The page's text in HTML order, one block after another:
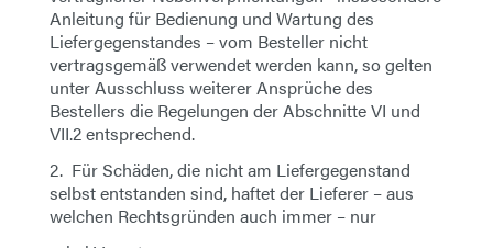
Anleitung für Bedienung und Wartung des
Liefergegenstandes – vom Besteller nicht
vertragsgemäß verwendet werden kann, so gelten
unter Ausschluss weiterer Ansprüche des
Bestellers die Regelungen der Abschnitte VI und
VII.2 entsprechend.
2. Für Schäden, die nicht am Liefergegenstand
selbst entstanden sind, haftet der Lieferer – aus
welchen Rechtsgründen auch immer – nur